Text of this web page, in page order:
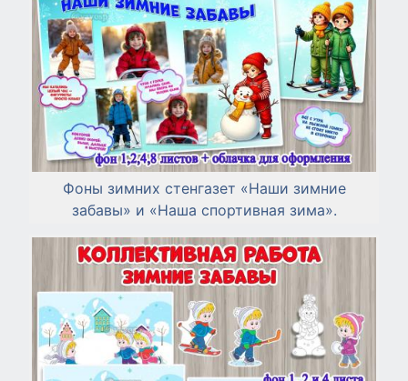
Фоны зимних стенгазет «Наши зимние
забавы» и «Наша спортивная зима».